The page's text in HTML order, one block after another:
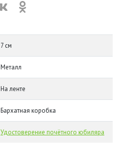
7 см
Металл
На ленте
Бархатная коробка
Удостоверение почётного юбиляра